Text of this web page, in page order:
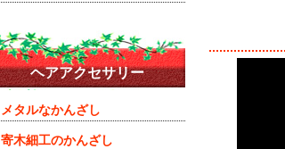
ヘアアクセサリー
メタルなかんざし
寄木細工のかんざし